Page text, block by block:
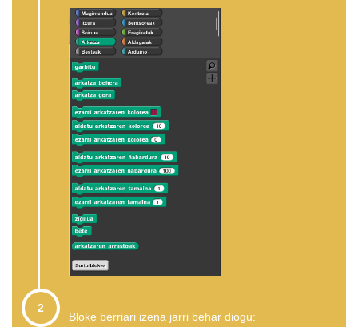
2
Bloke berriari izena jarri behar diogu: